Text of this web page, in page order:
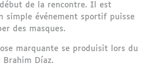
début de la rencontre. Il est
simple événement sportif puisse
des masques.
marquante se produisit lors du
Díaz.